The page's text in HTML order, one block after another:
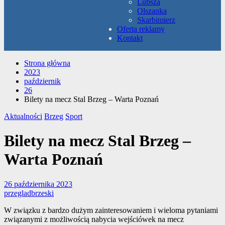
Lubsza
Olszanka
Skarbimierz
Oferta reklamy
Kontakt
Strona główna
2023
październik
26
Bilety na mecz Stal Brzeg – Warta Poznań
Aktualności Brzeg Sport
Bilety na mecz Stal Brzeg –
Warta Poznań
26 października 2023
przegladbrzeski
W związku z bardzo dużym zainteresowaniem i wieloma pytaniami
związanymi z możliwością nabycia wejściówek na mecz